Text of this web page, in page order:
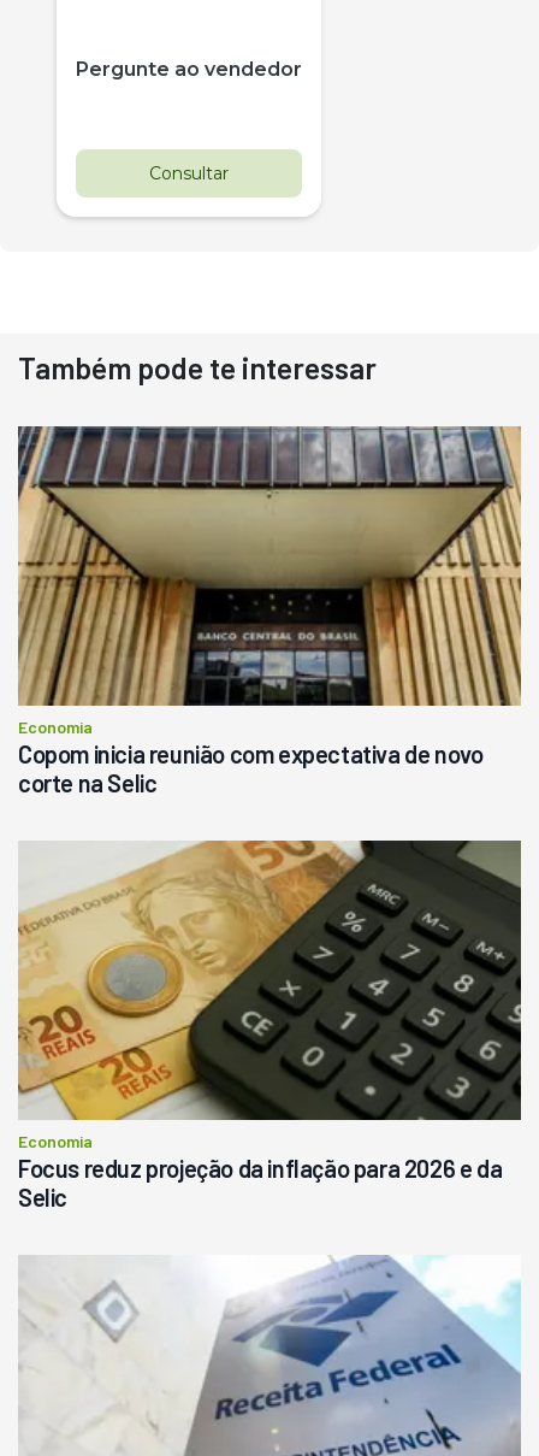
Pergunte ao vendedor
Consultar
Destaque
Usado
Pá Carregadeira Cat 966
Ano 1987
R$ 145.000
Consultar
Também pode te interessar
Economia
Copom inicia reunião com expectativa de novo
corte na Selic
Economia
Focus reduz projeção da inflação para 2026 e da
Selic